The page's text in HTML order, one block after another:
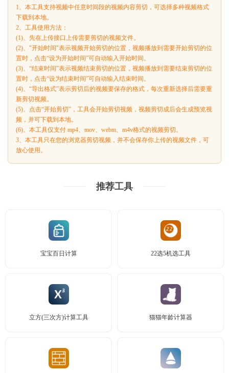
1、本工具支持视频中任意时间段的视频内容剪切，可选择多种视频格式
下载到本地。
2、工具使用方法：
(1)、先在上传接口上传需要剪切的视频文件。
(2)、"开始时间"表示视频开始剪切的位置，视频播放到需要开始剪切的位
置时，点击“设为开始时间”可自动输入开始时间。
(3)、“结束时间”表示视频结束剪切的位置，视频播放到需要结束剪切的位
置时，点击“设为结束时间”可自动输入结束时间。
(4)、“导出格式”表示剪切后的视频要保存的格式，每次重新选择后需要重
新剪切视频。
(5)、点击“开始剪切”，工具会开始剪切视频，视频剪切成后会生成预览视
频，并可下载到本地。
(6)、本工具仅支付 mp4、mov、webm、m4v格式的视频剪切。
3、本工具只在您的浏览器剪切视频，并不会保存你上传的视频文件，可
放心使用。
推荐工具
宝宝百日计算 22选5机选工具
立方(三次方)计算工具 猫猫年龄计算器